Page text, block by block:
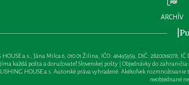
ARCHÍV
a.s., Jána Milca 6, 010 01 Žilina, IČO: 46495959, DIČ: 2820016078,
každá pošta a doručovateľ Slovenskej pošty | Objednávky do
HOUSE a.s. Autorské práva vyhradené. Akékoľvek
neobjednané